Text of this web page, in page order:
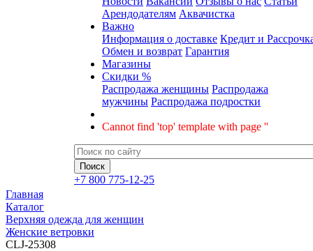
Арендодателям Аквачистка
Важно
Информация о доставке Кредит и
Обмен и возврат Гарантия
Магазины
Скидки %
Распродажа женщины Распродажа
мужчины Распродажа подростки
Cannot find 'top' template with page ''
+7 800 775-12-25
Главная
Каталог
Верхняя одежда для женщин
Женские ветровки
CLJ-25308